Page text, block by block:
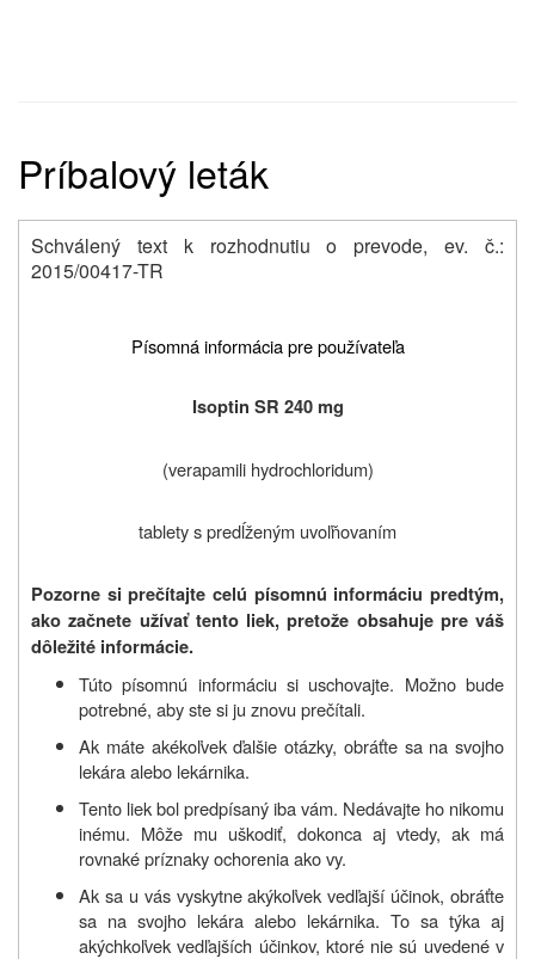
Príbalový leták
Schválený text k rozhodnutiu o prevode, ev. č.:
2015/00417-TR
Písomná informácia pre používateľa
Isoptin SR 240 mg
(verapamili hydrochloridum)
tablety s predĺženým uvoľňovaním
Pozorne si prečítajte celú písomnú informáciu predtým,
ako začnete užívať tento liek, pretože obsahuje pre váš
dôležité informácie.
Túto písomnú informáciu si uschovajte. Možno bude
potrebné, aby ste si ju znovu prečítali.
Ak máte akékoľvek ďalšie otázky, obráťte sa na svojho
lekára alebo lekárnika.
Tento liek bol predpísaný iba vám. Nedávajte ho nikomu
inému. Môže mu uškodiť, dokonca aj vtedy, ak má
rovnaké príznaky ochorenia ako vy.
Ak sa u vás vyskytne akýkoľvek vedľajší účinok, obráťte
sa na svojho lekára alebo lekárnika. To sa týka aj
akýchkoľvek vedľajších účinkov, ktoré nie sú uvedené v